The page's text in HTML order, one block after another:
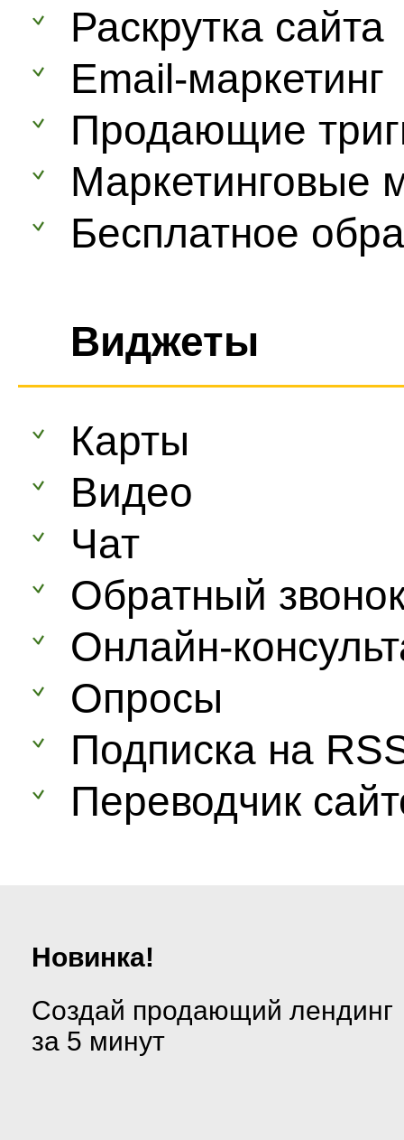
Раскрутка сайта
Email-маркетинг
Продающие
Маркетинговые
Бесплатное
Виджеты
Карты
Видео
Чат
Обратный
Онлайн-
Опросы
Подписка на
Переводчик
Новинка!
Создай продающий лендинг
за 5 минут